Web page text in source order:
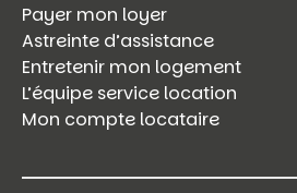
Payer mon loyer
Astreinte d’assistance
Entretenir mon logement
L’équipe service location
Mon compte locataire